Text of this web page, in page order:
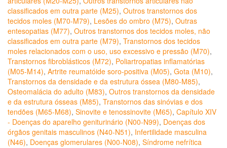
classificados em outra parte (M25), Outros transtornos dos
tecidos moles (M70-M79), Lesões do ombro (M75), Outras
entesopatias (M77), Outros transtornos dos tecidos moles, não
classificados em outra parte (M79), Transtornos dos tecidos
moles relacionados com o uso, uso excessivo e pressão (M70),
Transtornos fibroblásticos (M72), Poliartropatias inflamatórias
(M05-M14), Artrite reumatóide soro-positiva (M05), Gota (M10),
Transtornos da densidade e da estrutura óssea (M80-M85),
Osteomalácia do adulto (M83), Outros transtornos da densidade
e da estrutura ósseas (M85), Transtornos das sinóvias e dos
tendões (M65-M68), Sinovite e tenossinovite (M65), Capítulo XIV
- Doenças do aparelho geniturinário (N00-N99), Doenças dos
órgãos genitais masculinos (N40-N51), Infertilidade masculina
(N46), Doenças glomerulares (N00-N08), Síndrome nefrítica